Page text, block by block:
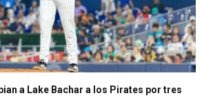
a Lake Bachar a los Pirates por tres